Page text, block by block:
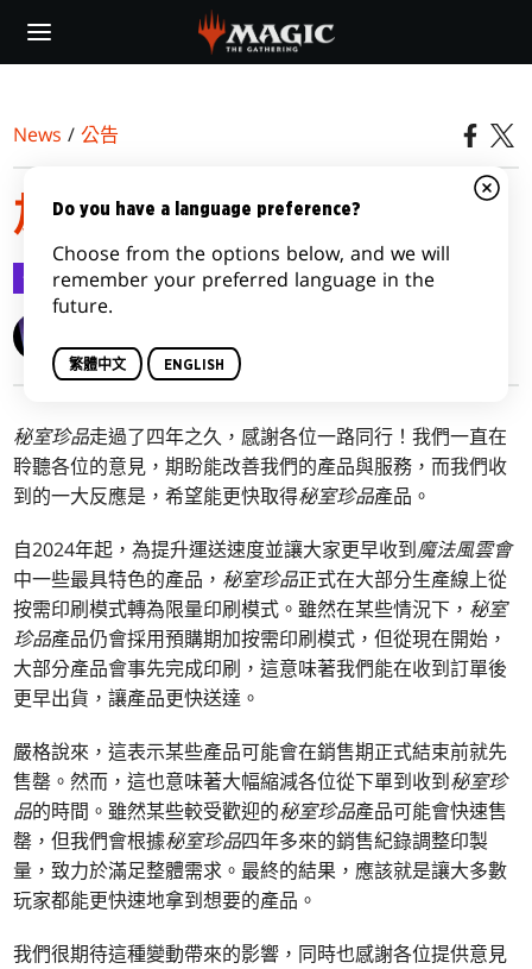
main
News /公告
加快秘室珍品運送速度
公告 2024-01-02
秘室珍品走過了四年之久，感謝各位一路同行！我們一直在
聆聽各位的意見，期盼能改善我們的產品與服務，而我們收
到的一大反應是，希望能更快取得秘室珍品產品。
自2024年起，為提升運送速度並讓大家更早收到魔法風雲會
中一些最具特色的產品， 秘室珍品正式在大部分生產線上從
按需印刷模式轉為限量印刷模式。雖然在某些情況下， 秘室
珍品產品仍會採用預購期加按需印刷模式，但從現在開始，
大部分產品會事先完成印刷，這意味著我們能在收到訂單後
更早出貨，讓產品更快送達。
嚴格說來，這表示某些產品可能會在銷售期正式結束前就先
售罄。然而，這也意味著大幅縮減各位從下單到收到秘室珍
品的時間。雖然某些較受歡迎的秘室珍品產品可能會快速售
罄，但我們會根據秘室珍品四年多來的銷售紀錄調整印製
量，致力於滿足整體需求。最終的結果，應該就是讓大多數
玩家都能更快速地拿到想要的產品。
我們很期待這種變動帶來的影響，同時也感謝各位提供意見
Do you have a language preference?
Choose from the options below, and we will
remember your preferred language in the
future.
繁體中文 ENGLISH